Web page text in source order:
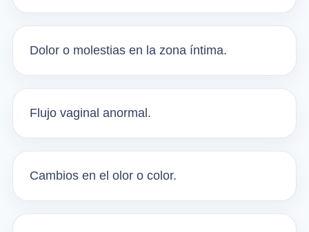
Dolor o molestias en la zona íntima.
Flujo vaginal anormal.
Cambios en el olor o color.